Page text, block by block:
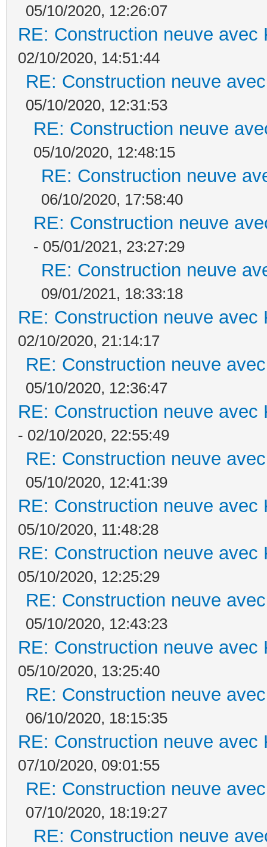
05/10/2020, 12:26:07
RE: Construction neuve avec
02/10/2020, 14:51:44
RE: Construction neuve
05/10/2020, 12:31:53
RE: Construction neuve
05/10/2020, 12:48:15
RE: Construction neuve
06/10/2020, 17:58:40
RE: Construction neuve
- 05/01/2021, 23:27:29
RE: Construction neuve
09/01/2021, 18:33:18
RE: Construction neuve avec
02/10/2020, 21:14:17
RE: Construction neuve
05/10/2020, 12:36:47
RE: Construction neuve avec
- 02/10/2020, 22:55:49
RE: Construction neuve
05/10/2020, 12:41:39
RE: Construction neuve avec
05/10/2020, 11:48:28
RE: Construction neuve avec
05/10/2020, 12:25:29
RE: Construction neuve
05/10/2020, 12:43:23
RE: Construction neuve avec
05/10/2020, 13:25:40
RE: Construction neuve
06/10/2020, 18:15:35
RE: Construction neuve avec
07/10/2020, 09:01:55
RE: Construction neuve
07/10/2020, 18:19:27
RE: Construction neuve